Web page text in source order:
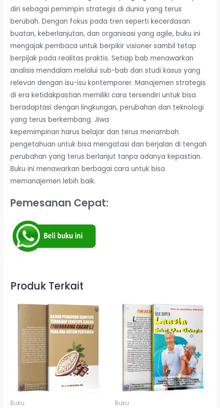
diri sebagai pemimpin strategis di dunia yang terus
berubah. Dengan fokus pada tren seperti kecerdasan
buatan, keberlanjutan, dan organisasi yang agile, buku ini
mengajak pembaca untuk berpikir visioner sambil tetap
berpijak pada realitas praktis. Setiap bab menawarkan
analisis mendalam melalui sub-bab dan studi kasus yang
relevan dengan isu-isu kontemporer. Manajemen strategis
di era ketidakpastian memiliki cara tersendiri untuk bisa
beradaptasi dengan lingkungan, perubahan dan teknologi
yang terus berkembang. Jiwa
kepemimpinan harus belajar dan terus menambah
pengetahuan untuk bisa mengatasi dan berjalan di tengah
perubahan yang terus berlanjut tanpa adanya kepastian.
Buku ini menawarkan berbagai cara untuk bisa
memanajemen lebih baik.
Pemesanan Cepat:
Produk Terkait
Buku Buku